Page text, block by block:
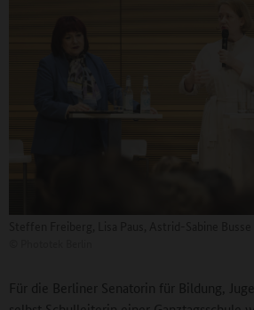
Für die Berliner Senatorin für Bildung,